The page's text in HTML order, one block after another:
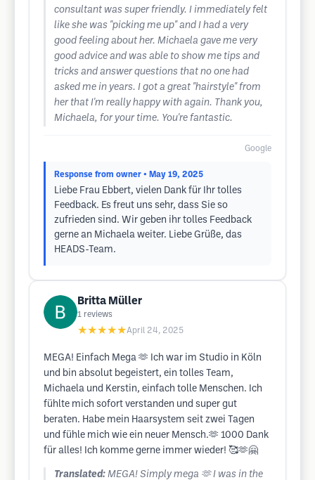
consultant was super friendly. I immediately felt
like she was "picking me up" and I had a very
good feeling about her. Michaela gave me very
good advice and was able to show me tips and
tricks and answer questions that no one had
asked me in years. I got a great "hairstyle" from
her that I'm really happy with again. Thank you,
Michaela, for your time. You're fantastic.
Google
Response from owner • May 19, 2025
Liebe Frau Ebbert, vielen Dank für Ihr tolles
Feedback. Es freut uns sehr, dass Sie so
zufrieden sind. Wir geben ihr tolles Feedback
gerne an Michaela weiter. Liebe Grüße, das
HEADS-Team.
Britta Müller
1 reviews
★★★★★April 24, 2025
MEGA! Einfach Mega 🫶 Ich war im Studio in Köln
und bin absolut begeistert, ein tolles Team,
Michaela und Kerstin, einfach tolle Menschen. Ich
fühlte mich sofort verstanden und super gut
beraten. Habe mein Haarsystem seit zwei Tagen
und fühle mich wie ein neuer Mensch.🫶 1000 Dank
für alles! Ich komme gerne immer wieder! 🥰🫶🤗
Translated: MEGA! Simply mega 🫶 I was in the